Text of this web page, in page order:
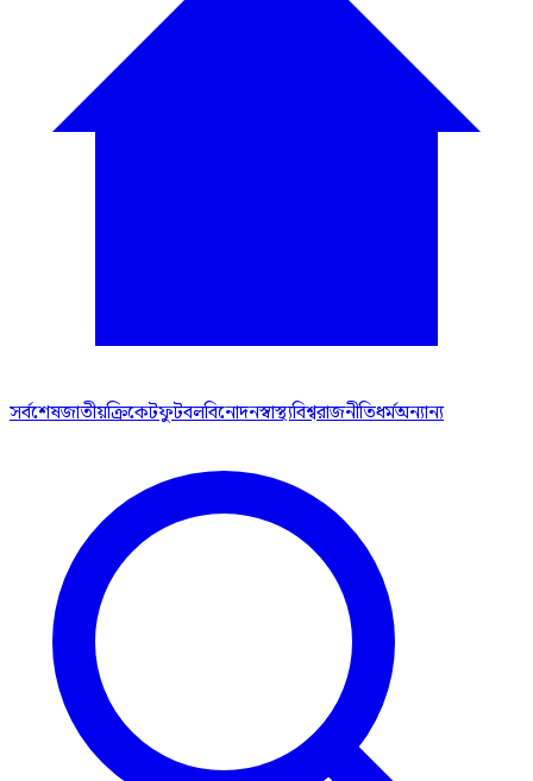
সর্বশেষজাতীয়ক্রিকেটফুটবলবিনোদনস্বাস্থ্যবিশ্বরাজনীতিধর্মঅন্যান্য